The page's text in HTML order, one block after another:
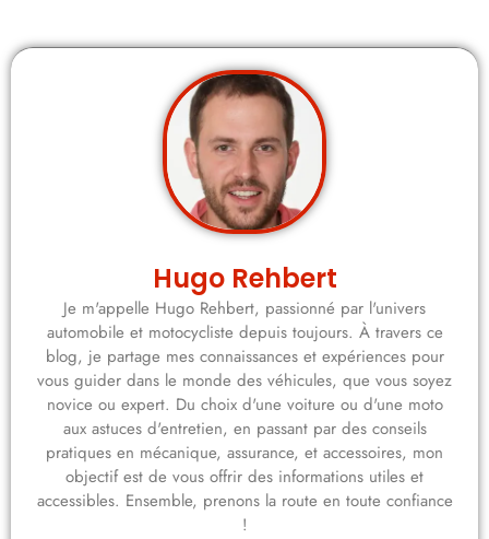
Hugo Rehbert
Je m'appelle Hugo Rehbert, passionné par l'univers
automobile et motocycliste depuis toujours. À travers ce
blog, je partage mes connaissances et expériences pour
vous guider dans le monde des véhicules, que vous soyez
novice ou expert. Du choix d'une voiture ou d'une moto
aux astuces d'entretien, en passant par des conseils
pratiques en mécanique, assurance, et accessoires, mon
objectif est de vous offrir des informations utiles et
accessibles. Ensemble, prenons la route en toute confiance
!